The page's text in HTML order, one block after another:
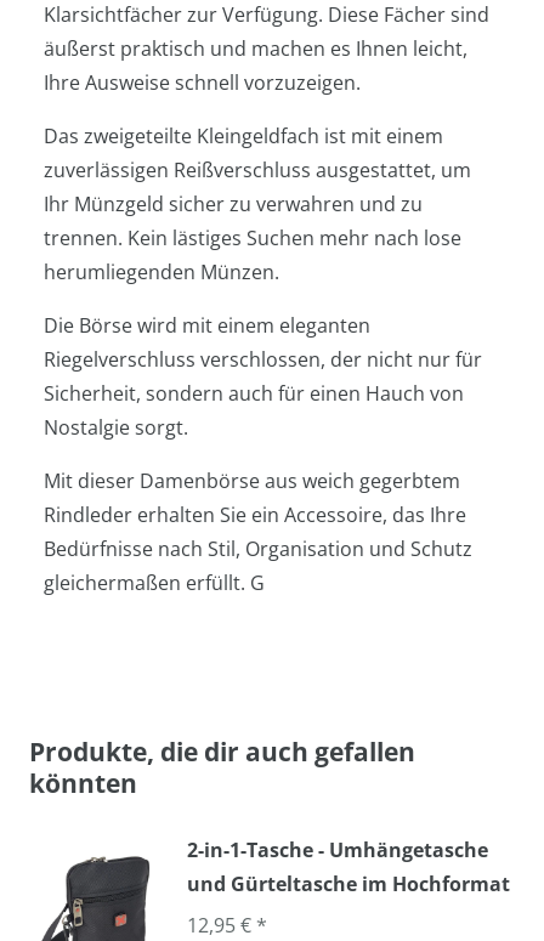
Klarsichtfächer zur Verfügung. Diese Fächer sind
äußerst praktisch und machen es Ihnen leicht,
Ihre Ausweise schnell vorzuzeigen.
Das zweigeteilte Kleingeldfach ist mit einem
zuverlässigen Reißverschluss ausgestattet, um
Ihr Münzgeld sicher zu verwahren und zu
trennen. Kein lästiges Suchen mehr nach lose
herumliegenden Münzen.
Die Börse wird mit einem eleganten
Riegelverschluss verschlossen, der nicht nur für
Sicherheit, sondern auch für einen Hauch von
Nostalgie sorgt.
Mit dieser Damenbörse aus weich gegerbtem
Rindleder erhalten Sie ein Accessoire, das Ihre
Bedürfnisse nach Stil, Organisation und Schutz
gleichermaßen erfüllt. G
Produkte, die dir auch gefallen
könnten
2-in-1-Tasche - Umhängetasche
und Gürteltasche im Hochformat
12,95 € *